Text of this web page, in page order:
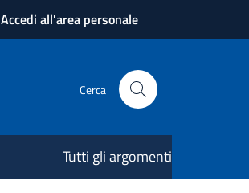
Accedi all'area personale
Cerca
Tutti gli argomenti